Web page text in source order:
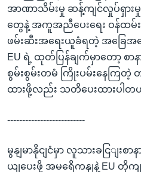
အာဏာသိမ်းမှု ဆန့်ကျင်လှုပ်ရှားမှု
တွေနဲ့ အကူအညီပေးရေး ဝန်ထမ်း
ဖမ်းဆီးအရေးယူခံရတဲ့ အခြေအ
EU ရဲ့ ထုတ်ပြန်ချက်မှာတော့ စ
စွမ်းစွမ်းတမံ ကြိုးပမ်းနေကြ
ထားဖို့လည်း သတိပေးထားပါတ
--------------------------
မွနျမာနိုငျငံမှာ လူသားခငြျ
ယျပေးဖို့ အမရေိကနျနဲ့ EU တိုကျ